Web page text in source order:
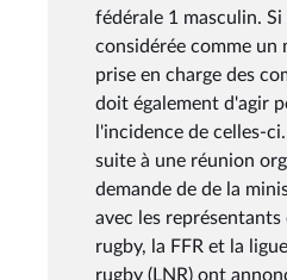
fédérale 1 masculin.
considérée comme un
prise en charge des
doit également d'agir
l'incidence de celles-
suite à une réunion
demande de de la
avec les représentants
rugby, la FFR et la
rugby (LNR) ont